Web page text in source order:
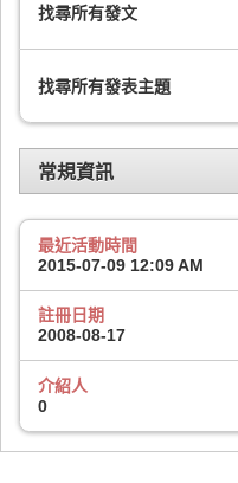
找尋所有發文
找尋所有發表主題
常規資訊
最近活動時間
2015-07-09 12:09 AM
註冊日期
2008-08-17
介紹人
0